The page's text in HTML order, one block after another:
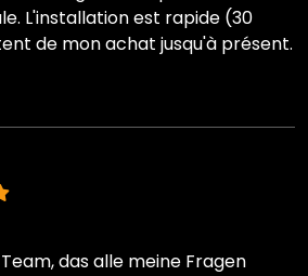
L'installation est rapide (30
de mon achat jusqu'à présent.
das alle meine Fragen